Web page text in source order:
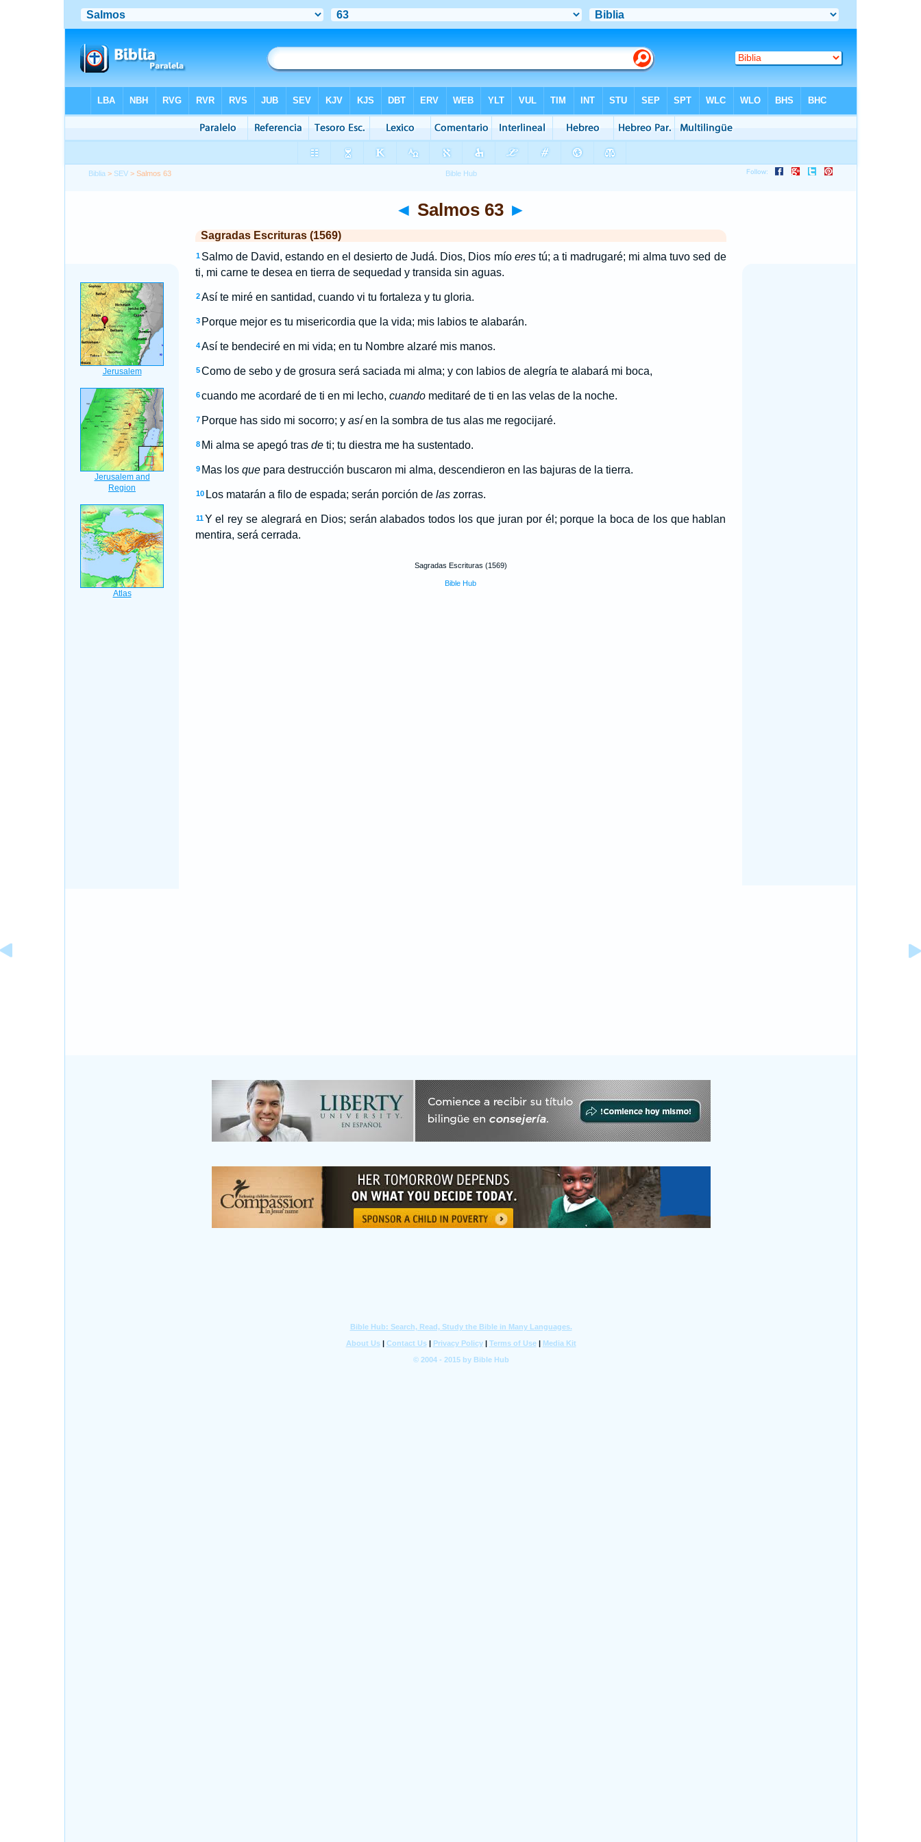
Biblia > SEV > Salmos 63
◄ Salmos 63 ►
Sagradas Escrituras (1569)
1 Salmo de David, estando en el desierto de Judá. Dios, Dios mío erestú; a ti madrugaré; mi alma tuvo sed de
ti, mi carne te desea en tierra de sequedad y transida sin aguas.
2 Así te miré en santidad, cuando vi tu fortaleza y tu gloria.
3 Porque mejor es tu misericordia que la vida; mis labios te alabarán.
4 Así te bendeciré en mi vida; en tu Nombre alzaré mis manos.
5 Como de sebo y de grosura será saciada mi alma; y con labios de alegría te alabará mi boca,
6 cuando me acordaré de ti en mi lecho, cuandomeditaré de ti en las velas de la noche.
7 Porque has sido mi socorro; y asíen la sombra de tus alas me regocijaré.
8 Mi alma se apegó tras deti; tu diestra me ha sustentado.
9 Mas los quepara destrucción buscaron mi alma, descendieron en las bajuras de la tierra.
10 Los matarán a filo de espada; serán porción de laszorras.
11 Y el rey se alegrará en Dios; serán alabados todos los que juran por él; porque la boca de los que hablan
mentira, será cerrada.
Sagradas Escrituras (1569)
Bible Hub